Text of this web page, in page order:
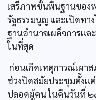
เสรีภาพขั้นพื้นฐานของ
รัฐธรรมนูญ และเปิดทา
ฐานอำนาจเผด็จการแล
ในที่สุด
ก่อนเกิดเหตุการณ์เผา
ช่วงปิดสมัยประชุมตั้งแ
ปลอดผู้คน ในคืนวันที่ ๒